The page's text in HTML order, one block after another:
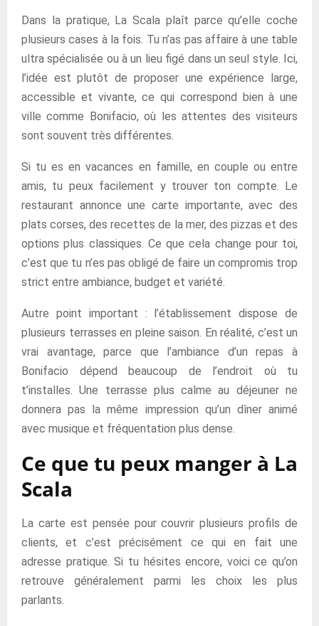
Dans la pratique, La Scala plaît parce qu’elle coche
plusieurs cases à la fois. Tu n’as pas affaire à une table
ultra spécialisée ou à un lieu figé dans un seul style. Ici,
l’idée est plutôt de proposer une expérience large,
accessible et vivante, ce qui correspond bien à une
ville comme Bonifacio, où les attentes des visiteurs
sont souvent très différentes.
Si tu es en vacances en famille, en couple ou entre
amis, tu peux facilement y trouver ton compte. Le
restaurant annonce une carte importante, avec des
plats corses, des recettes de la mer, des pizzas et des
options plus classiques. Ce que cela change pour toi,
c’est que tu n’es pas obligé de faire un compromis trop
strict entre ambiance, budget et variété.
Autre point important : l’établissement dispose de
plusieurs terrasses en pleine saison. En réalité, c’est un
vrai avantage, parce que l’ambiance d’un repas à
Bonifacio dépend beaucoup de l’endroit où tu
t’installes. Une terrasse plus calme au déjeuner ne
donnera pas la même impression qu’un dîner animé
avec musique et fréquentation plus dense.
Ce que tu peux manger à La
Scala
La carte est pensée pour couvrir plusieurs profils de
clients, et c’est précisément ce qui en fait une
adresse pratique. Si tu hésites encore, voici ce qu’on
retrouve généralement parmi les choix les plus
parlants.